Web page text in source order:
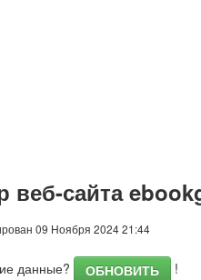
веб-сайта
09 Ноября 2024 21:44
данные? ОБНОВИТЬ !